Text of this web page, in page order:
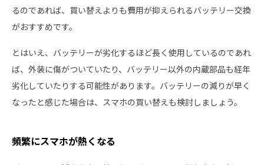
るのであれば、買い替えよりも費用が抑えられるバッテリー交換
がおすすめです。
とはいえ、バッテリーが劣化するほど長く使用しているのであれ
ば、外装に傷がついていたり、バッテリー以外の内蔵部品も経年
劣化していたりする可能性があります。バッテリーの減りが早く
なったと感じた場合は、スマホの買い替えも検討しましょう。
頻繁にスマホが熱くなる